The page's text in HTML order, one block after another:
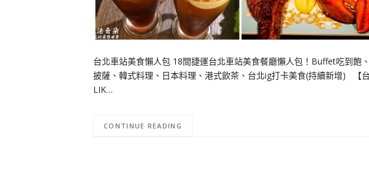
台北車站美食懶人包 18間捷運台北車站美食餐廳懶人包！Buffet吃到飽
披薩、韓式料理、日本料理、港式飲茶、台北ig打卡美食(持續新增) 【
LIK…
CONTINUE READING